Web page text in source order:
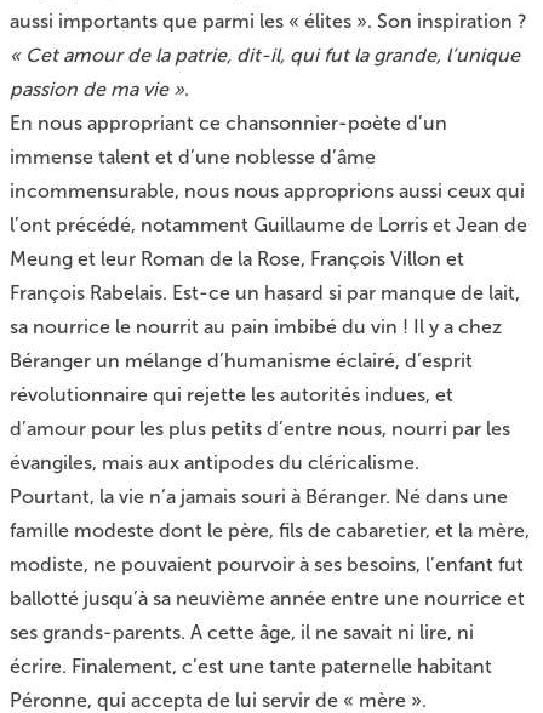
aussi importants que parmi les « élites ». Son inspiration ?
« Cet amour de la patrie, dit-il, qui fut la grande, l’unique
passion de ma vie ».
En nous appropriant ce chansonnier-poète d’un
immense talent et d’une noblesse d’âme
incommensurable, nous nous approprions aussi ceux qui
l’ont précédé, notamment Guillaume de Lorris et Jean de
Meung et leur Roman de la Rose, François Villon et
François Rabelais. Est-ce un hasard si par manque de lait,
sa nourrice le nourrit au pain imbibé du vin ! Il y a chez
Béranger un mélange d’humanisme éclairé, d’esprit
révolutionnaire qui rejette les autorités indues, et
d’amour pour les plus petits d’entre nous, nourri par les
évangiles, mais aux antipodes du cléricalisme.
Pourtant, la vie n’a jamais souri à Béranger. Né dans une
famille modeste dont le père, fils de cabaretier, et la mère,
modiste, ne pouvaient pourvoir à ses besoins, l’enfant fut
ballotté jusqu’à sa neuvième année entre une nourrice et
ses grands-parents. A cette âge, il ne savait ni lire, ni
écrire. Finalement, c’est une tante paternelle habitant
Péronne, qui accepta de lui servir de « mère ».